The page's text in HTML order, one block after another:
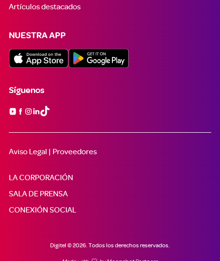
Artículos destacados
NUESTRA APP
Síguenos

Aviso Legal | Proveedores
LA CORPORACIÓN
SALA DE PRENSA
CONEXIÓN SOCIAL
Digitel © 2026. Todos los derechos reservados.